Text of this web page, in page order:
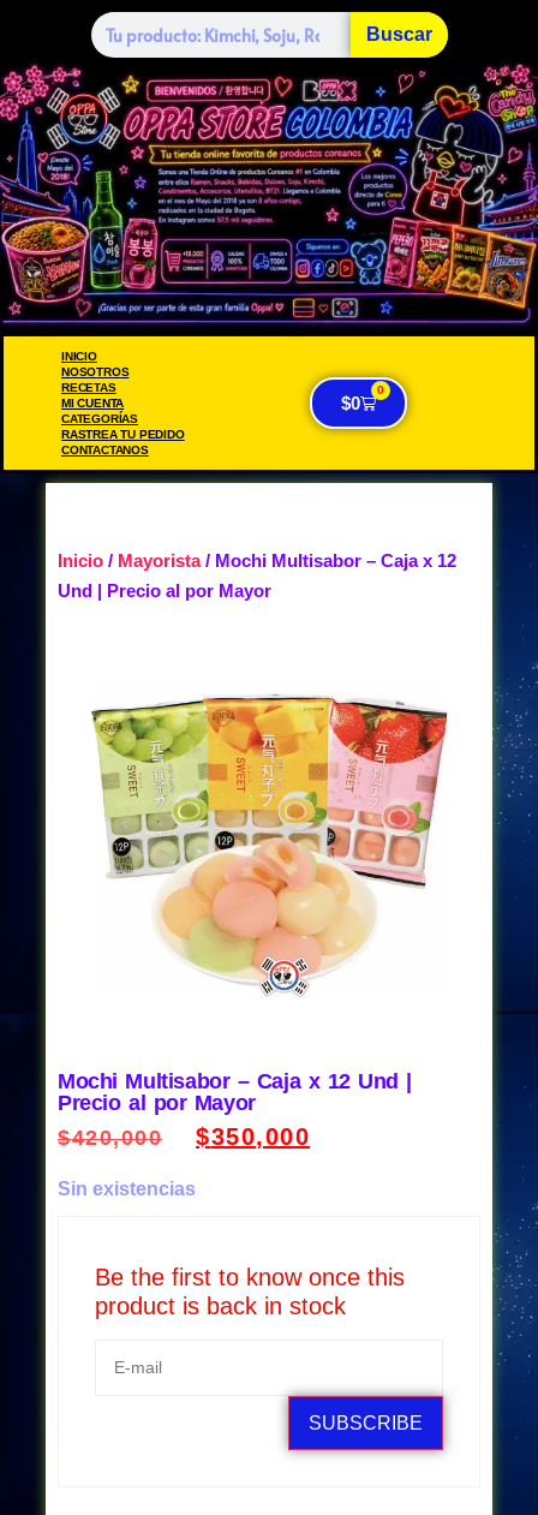
Buscar
INICIO
NOSOTROS
RECETAS
MI CUENTA
CATEGORÍAS
RASTREA TU PEDIDO
CONTACTANOS
$0
0
Inicio / Mayorista/ Mochi Multisabor – Caja x 12
Und | Precio al por Mayor
Mochi Multisabor – Caja x 12 Und |
Precio al por Mayor
$420,000 $350,000
Sin existencias
Be the first to know once this
product is back in stock
SUBSCRIBE